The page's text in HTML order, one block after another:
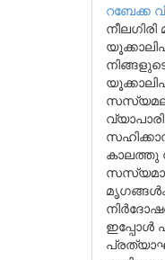
റബേക്ക
കാലത്തു
ഇപ്പോൾ